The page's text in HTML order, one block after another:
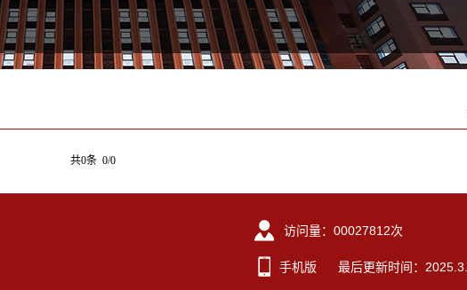
共0条 0/0
访问量： 00027812次
手机版 最后更新时间： 2025 3